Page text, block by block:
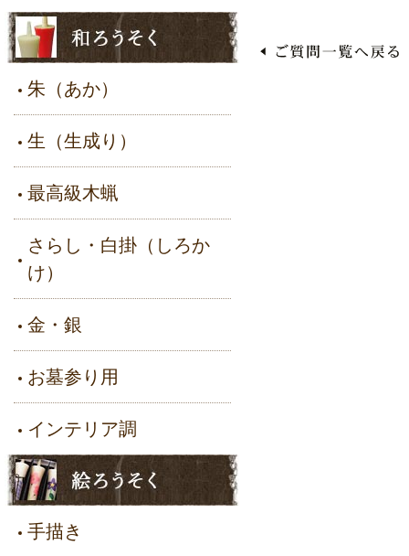
朱（あか）
生（生成り）
最高級木蝋
さらし・白掛（しろか
け）
金・銀
お墓参り用
インテリア調
手描き